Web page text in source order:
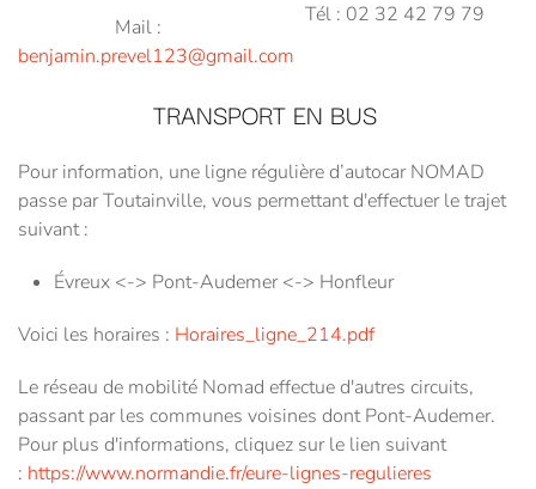
Mail :
benjamin.prevel123@gmail.com
Tél : 02 32 42 79 79
TRANSPORT EN BUS
Pour information, une ligne régulière d’autocar NOMAD
passe par Toutainville, vous permettant d'effectuer le trajet
suivant :
Évreux <-> Pont-Audemer <-> Honfleur
Voici les horaires : Horaires_ligne_214.pdf
Le réseau de mobilité Nomad effectue d'autres circuits,
passant par les communes voisines dont Pont-Audemer.
Pour plus d'informations, cliquez sur le lien suivant
: https://www.normandie.fr/eure-lignes-regulieres